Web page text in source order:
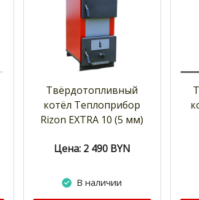
Твёрдотопливный
котёл Теплоприбор
Rizon EXTRA 10 (5 мм)
Цена: 2 490 BYN
В наличии